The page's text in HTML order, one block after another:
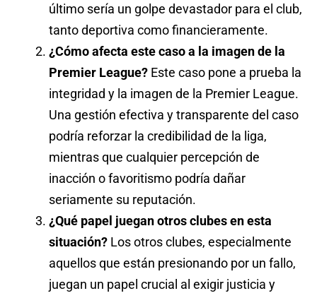
último sería un golpe devastador para el club,
tanto deportiva como financieramente.
¿Cómo afecta este caso a la imagen de la
Premier League? Este caso pone a prueba la
integridad y la imagen de la Premier League.
Una gestión efectiva y transparente del caso
podría reforzar la credibilidad de la liga,
mientras que cualquier percepción de
inacción o favoritismo podría dañar
seriamente su reputación.
¿Qué papel juegan otros clubes en esta
situación? Los otros clubes, especialmente
aquellos que están presionando por un fallo,
juegan un papel crucial al exigir justicia y